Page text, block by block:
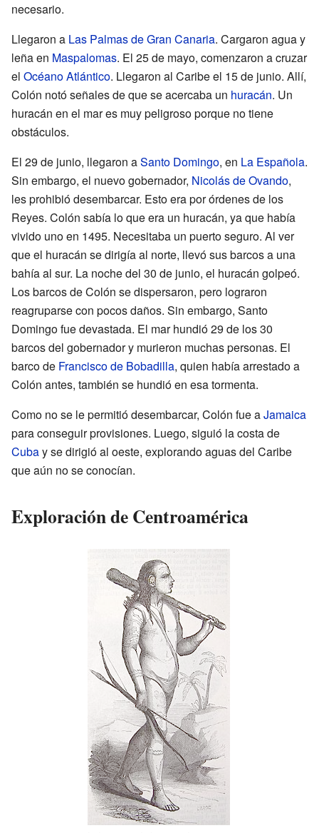
necesario.
Llegaron a Las Palmas de Gran Canaria. Cargaron agua y
leña en Maspalomas. El 25 de mayo, comenzaron a cruzar
el Océano Atlántico. Llegaron al Caribe el 15 de junio. Allí,
Colón notó señales de que se acercaba un huracán. Un
huracán en el mar es muy peligroso porque no tiene
obstáculos.
El 29 de junio, llegaron aSanto Domingo, en La Española.
Sin embargo, el nuevo gobernador, Nicolás de Ovando,
les prohibió desembarcar. Esto era por órdenes de los
Reyes. Colón sabía lo que era un huracán, ya que había
vivido uno en 1495. Necesitaba un puerto seguro. Al ver
que el huracán se dirigía al norte, llevó sus barcos a una
bahía al sur. La noche del 30 de junio, el huracán golpeó.
Los barcos de Colón se dispersaron, pero lograron
reagruparse con pocos daños. Sin embargo, Santo
Domingo fue devastada. El mar hundió 29 de los 30
barcos del gobernador y murieron muchas personas. El
barco de Francisco de Bobadilla, quien había arrestado a
Colón antes, también se hundió en esa tormenta.
Como no se le permitió desembarcar, Colón fue aJamaica
para conseguir provisiones. Luego, siguió la costa de
Cubay se dirigió al oeste, explorando aguas del Caribe
que aún no se conocían.
Exploración de Centroamérica